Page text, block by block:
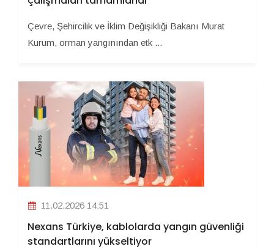
Çevre, Şehircilik ve İklim Değişikliği Bakanı Murat
Kurum, orman yangınından etk ...
11.02.2026 14:51
Nexans Türkiye, kablolarda yangın güvenliği
standartlarını yükseltiyor